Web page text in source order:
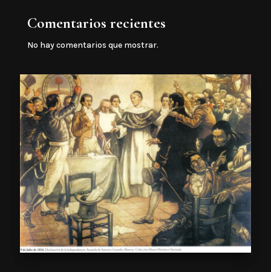
Comentarios recientes
No hay comentarios que mostrar.